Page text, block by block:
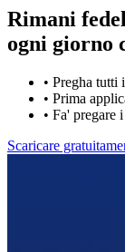
Rimani
ogni giorno
• Pregha tutti
• Prima
• Fa' pregare
Scaricare